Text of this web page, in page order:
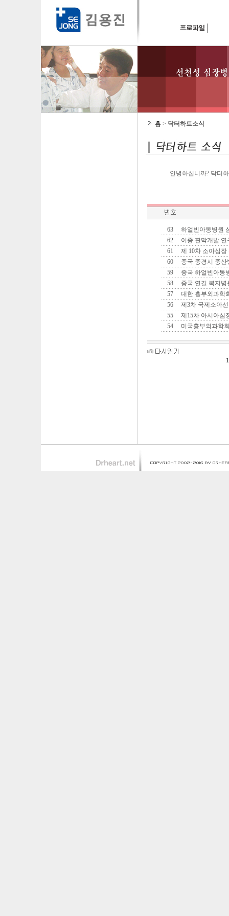
홈 > 닥터하트소식
안녕하십니까? 닥터
63
하얼빈아동병원
62
이종 판막개발 연
61
제 10차 소아심장
60
중국 중경시 중
59
중국 하얼빈아동
58
중국 연길 복지병
57
대한 흉부외과학
56
제3차 국제소아
55
제15차 아시아심
54
미국흉부외과학
1